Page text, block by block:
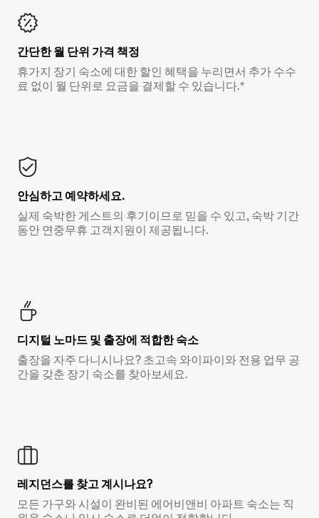
간단한 월 단위 가격 책정
휴가지 장기 숙소에 대한 할인 혜택을 누리면서 추가 수수
료 없이 월 단위로 요금을 결제할 수 있습니다.*
안심하고 예약하세요.
실제 숙박한 게스트의 후기이므로 믿을 수 있고, 숙박 기간
동안 연중무휴 고객지원이 제공됩니다.
디지털 노마드 및 출장에 적합한 숙소
출장을 자주 다니시나요? 초고속 와이파이와 전용 업무 공
간을 갖춘 장기 숙소를 찾아보세요.
레지던스를 찾고 계시나요?
모든 가구와 시설이 완비된 에어비앤비 아파트 숙소는 직